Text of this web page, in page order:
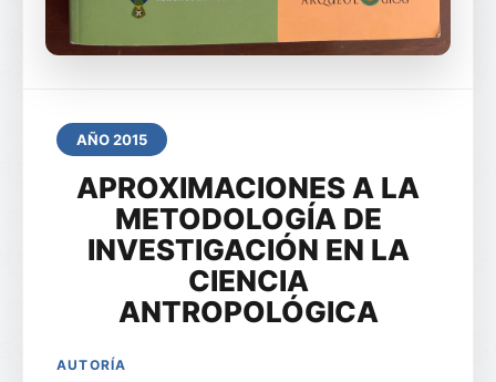
AÑO 2015
APROXIMACIONES A LA
METODOLOGÍA DE
INVESTIGACIÓN EN LA
CIENCIA
ANTROPOLÓGICA
AUTORÍA